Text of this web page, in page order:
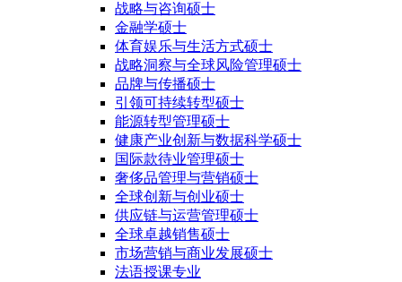
战略与咨询硕士
金融学硕士
体育娱乐与生活方式硕士
战略洞察与全球风险管理硕士
品牌与传播硕士
引领可持续转型硕士
能源转型管理硕士
健康产业创新与数据科学硕士
国际款待业管理硕士
奢侈品管理与营销硕士
全球创新与创业硕士
供应链与运营管理硕士
全球卓越销售硕士
市场营销与商业发展硕士
法语授课专业